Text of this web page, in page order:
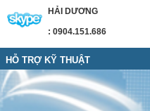
HẢI DƯƠNG
: 0904.151.686
HỖ TRỢ KỸ THUẬT